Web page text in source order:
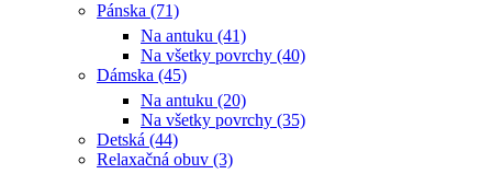
Pánska (71)
Na antuku (41)
Na všetky povrchy (40)
Dámska (45)
Na antuku (20)
Na všetky povrchy (35)
Detská (44)
Relaxačná obuv (3)